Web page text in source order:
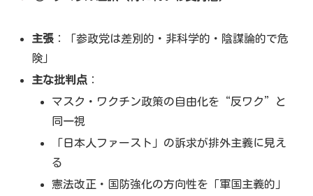
主張 ：「参政党は差別的・非科学的・陰謀論的で危
険」
主な批判点 ：
マスク・ワクチン政策の自由化を“反ワク”と
同一視
「日本人ファースト」の訴求が排外主義に見え
る
憲法改正・国防強化の方向性を「軍国主義的」